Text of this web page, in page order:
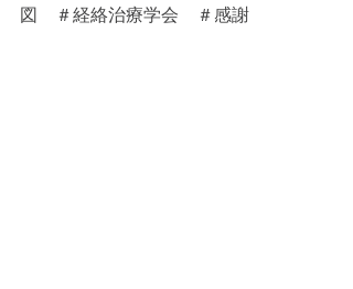
図　＃経絡治療学会　＃感謝